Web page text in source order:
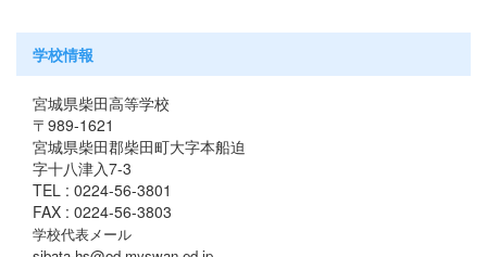
学校情報
宮城県柴田高等学校
〒989-1621
宮城県柴田郡柴田町大字本船迫
字十八津入7-3
TEL : 0224-56-3801
FAX : 0224-56-3803
学校代表メール